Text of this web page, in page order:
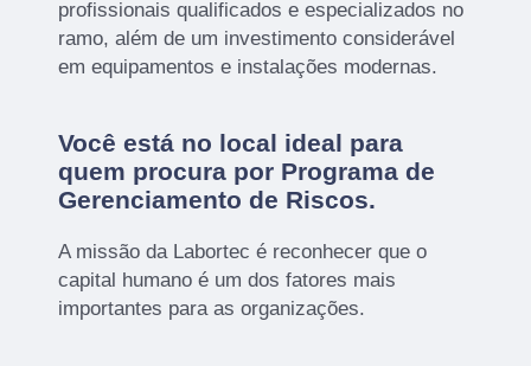
profissionais qualificados e especializados no
ramo, além de um investimento considerável
em equipamentos e instalações modernas.
Você está no local ideal para
quem procura por Programa de
Gerenciamento de Riscos.
A missão da Labortec é reconhecer que o
capital humano é um dos fatores mais
importantes para as organizações.